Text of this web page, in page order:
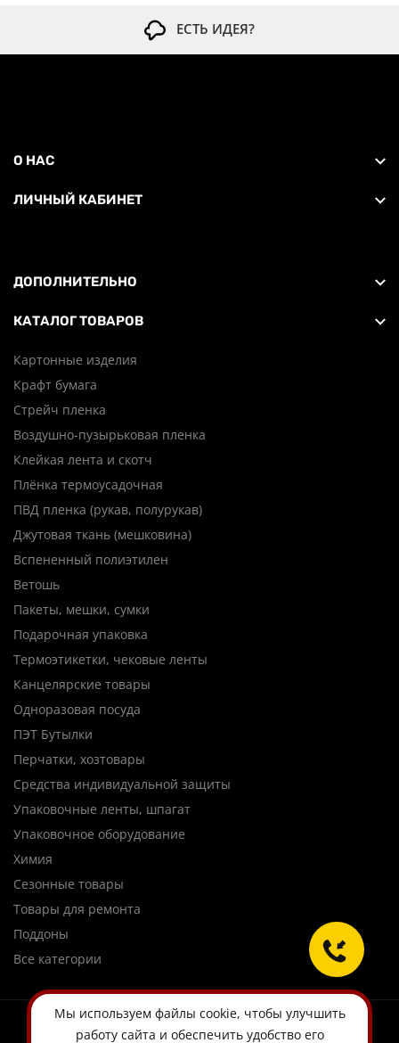
ЕСТЬ ИДЕЯ?
О НАС
ЛИЧНЫЙ КАБИНЕТ
ДОПОЛНИТЕЛЬНО
КАТАЛОГ ТОВАРОВ
Картонные изделия
Крафт бумага
Стрейч пленка
Воздушно-пузырьковая пленка
Клейкая лента и скотч
Плёнка термоусадочная
ПВД пленка (рукав, полурукав)
Джутовая ткань (мешковина)
Вспененный полиэтилен
Ветошь
Пакеты, мешки, сумки
Подарочная упаковка
Термоэтикетки, чековые ленты
Канцелярские товары
Одноразовая посуда
ПЭТ Бутылки
Перчатки, хозтовары
Средства индивидуальной защиты
Упаковочные ленты, шпагат
Упаковочное оборудование
Химия
Сезонные товары
Товары для ремонта
Поддоны
Все категории
Мы используем файлы cookie, чтобы улучшить
работу сайта и обеспечить удобство его